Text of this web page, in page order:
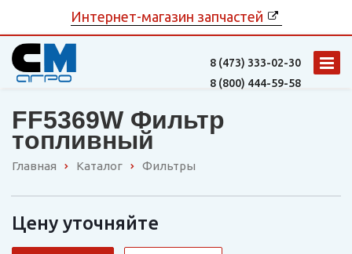
Интернет-магазин запчастей
8 (473) 333-02-30
8 (800) 444-59-58
FF5369W Фильтр
топливный
Главная Каталог Фильтры
Цену уточняйте